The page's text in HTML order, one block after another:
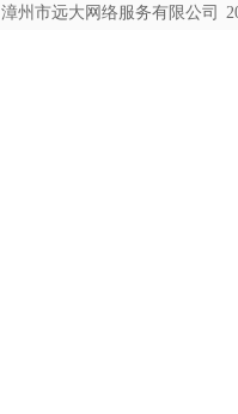
漳州市远大网络服务有限公司